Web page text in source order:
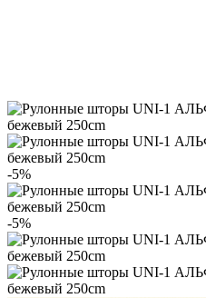
-5%
-5%